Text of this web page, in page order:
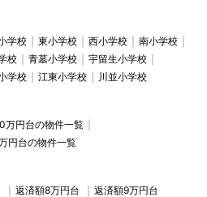
学校 東小学校 西小学校
南小学校
校 青墓小学校
宇留生小学校
学校 江東小学校 川並小学校
万円台の物件一覧
円台の物件一覧
返済額8万円台 返済額9万円台